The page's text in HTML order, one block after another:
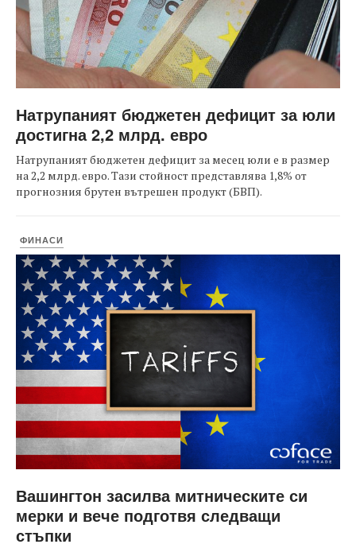
Натрупаният бюджетен дефицит за юли
достигна 2,2 млрд. евро
Натрупаният бюджетен дефицит за месец юли е в размер
на 2,2 млрд. евро. Тази стойност представлява 1,8% от
прогнозния брутен вътрешен продукт (БВП).
ФИНАСИ
Вашингтон засилва митническите си
мерки и вече подготвя следващи
стъпки